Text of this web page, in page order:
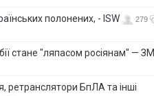
полонених, - ISW
279
стане "ляпасом росіянам" — ЗМІ
ретранслятори БпЛА та інші